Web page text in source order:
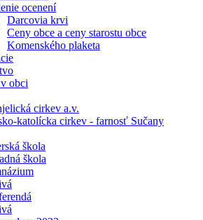
ocenení
Darcovia krvi
Ceny obce a ceny starostu obce
Komenského plaketa
obci
cirkev a.v.
katolícka cirkev - farnosť Sučany
škola
škola